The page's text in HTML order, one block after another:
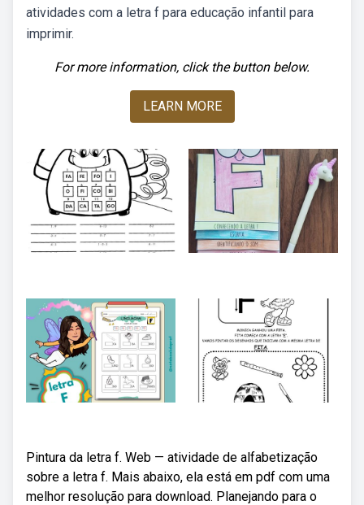
atividades com a letra f para educação infantil para
imprimir.
For more information, click the button below.
LEARN MORE
Pintura da letra f. Web — atividade de alfabetização
sobre a letra f. Mais abaixo, ela está em pdf com uma
melhor resolução para download. Planejando para o